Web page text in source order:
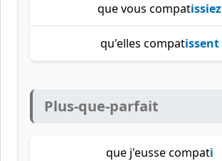
que vous compatissiez
qu'elles compatissent
Plus-que-parfait
que j'eusse compati